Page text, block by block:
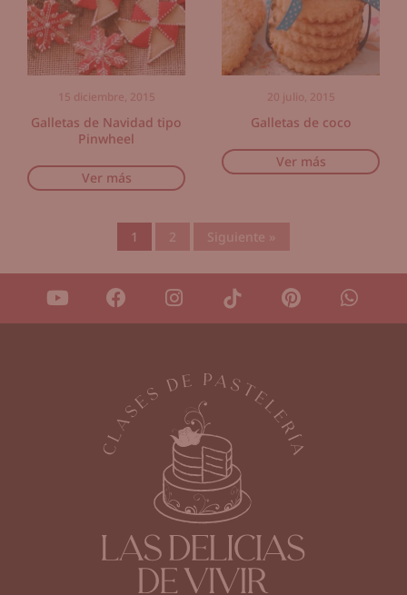
15 diciembre, 2015
Galletas de Navidad tipo
Pinwheel
Ver más
20 julio, 2015
Galletas de coco
Ver más
1 2 Siguiente »